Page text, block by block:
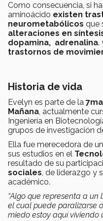
Como consecuencia, si
aminoácido existen
neurometabólicos que
alteraciones en
dopamina, adrenalina.
trastornos de
Historia de vida
Evelyn es parte de la
Mañana, actualmente
Ingeniería en
grupos de investigación
Ella fue merecedora de
sus estudios en el
resultado de su
sociales, de liderazgo y
académico.
“Algo que representa a
el cual puede paralizarse
miedo estoy aquí viviendo